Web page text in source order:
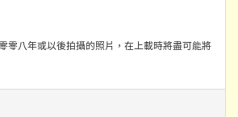
零八年或以後拍攝的照片，在上載時將盡可能將